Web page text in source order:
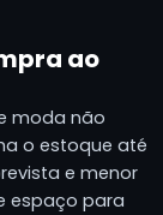
ao
moda não
o estoque até
e menor
espaço para